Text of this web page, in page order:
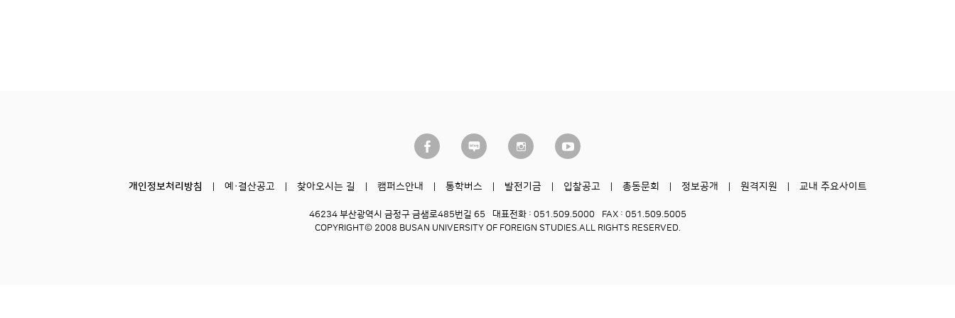
개인정보처리방침 예·결산공고 찾아오시는 길 캠퍼스안내 통학버스 발전기금 입찰공고 총동문회 정보공개 원격지원 교내 주요사이트
46234 부산광역시 금정구 금샘로485번길 65 대표전화 : 051.509.5000
FAX : 051.509.5005
COPYRIGHT© 2008 BUSAN UNIVERSITY OF FOREIGN STUDIES. ALL RIGHTS RESERVED.